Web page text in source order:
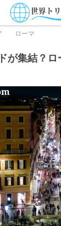
ローマ
が集結？